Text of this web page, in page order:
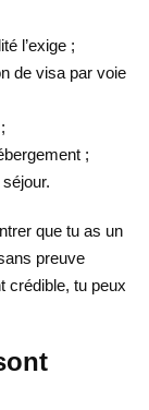
l’exige ;
de visa par voie
;
que tu as un
preuve
crédible, tu peux